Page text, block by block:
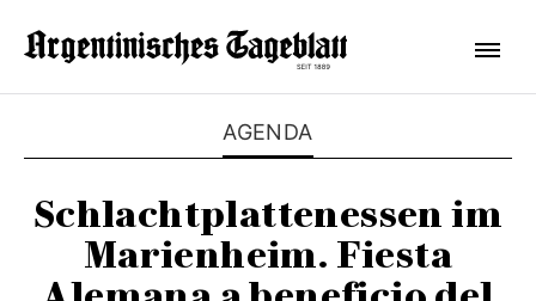
AGENDA
Schlachtplattenessen im
Marienheim. Fiesta